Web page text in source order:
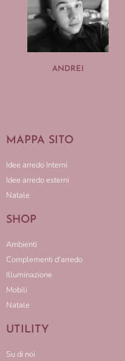
ANDREI
MAPPA SITO
Idee arredo Interni
Idee arredo esterni
Natale
SHOP
Ambienti
Complementi d'arredo
Illuminazione
Mobili
Natale
UTILITY
Su di noi